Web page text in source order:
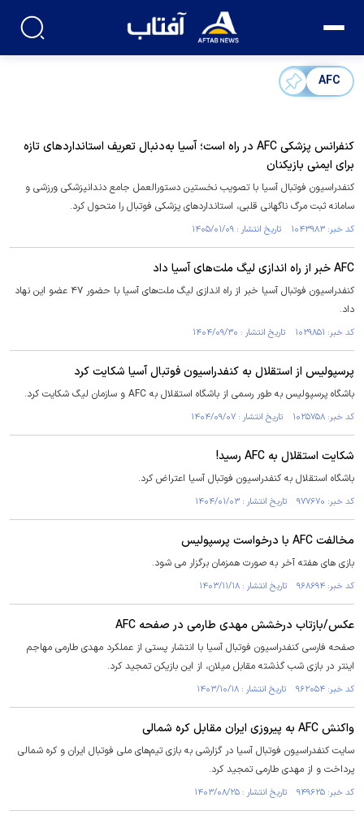
AFC‌
کنفرانس پزشکی AFC در راه است؛ آسیا به‌دنبال تعریف استاندارد‌های تازه
برای ایمنی بازیکنان
کنفدراسیون فوتبال آسیا با تصویب نخستین دستورالعمل جامع دندانپزشکی ورزشی و
سامانه ثبت مرگ ناگهانی قلبی، استاندارد‌های پزشکی فوتبال را متحول کرد.
کد خبر: ۱۰۴۳۹۸۳ تاریخ انتشار : ۱۴۰۵/۰۱/۰۹
AFC خبر از راه اندازی لیگ ملت‌های آسیا داد
کنفدراسیون فوتبال آسیا خبر از راه اندازی لیگ ملت‌های آسیا با حضور ۴۷ عضو این نهاد
داد.
کد خبر: ۱۰۲۹۸۵۱ تاریخ انتشار : ۱۴۰۴/۰۹/۳۰
پرسپولیس از استقلال به کنفدراسیون فوتبال آسیا شکایت کرد
باشگاه پرسپولیس به طور رسمی از باشگاه استقلال به AFC و سازمان لیگ شکایت کرد.
کد خبر: ۱۰۲۵۷۵۸ تاریخ انتشار : ۱۴۰۴/۰۹/۰۷
شکایت استقلال به AFC رسید!
باشگاه استقلال به کنفدراسیون فوتبال آسیا اعتراض کرد.
کد خبر: ۹۷۷۶۷۰ تاریخ انتشار : ۱۴۰۴/۰۱/۰۳
مخالفت AFC با درخواست پرسپولیس
بازی های هفته آخر به صورت همزمان برگزار می شود.
کد خبر: ۹۶۸۶۹۴ تاریخ انتشار : ۱۴۰۳/۱۱/۱۸
عکس/بازتاب درخشش مهدی طارمی در صفحه AFC
صفحه فارسی کنفدراسیون فوتبال آسیا با انتشار پستی از عملکرد مهدی طارمی مهاجم
اینتر در بازی شب گذشته مقابل میلان، از این بازیکن تمجید کرد.
کد خبر: ۹۶۲۰۵۴ تاریخ انتشار : ۱۴۰۳/۱۰/۱۸
واکنش AFC به پیروزی ایران مقابل کره شمالی
سایت کنفدراسیون فوتبال آسیا در گزارشی به بازی تیم‌های ملی فوتبال ایران و کره شمالی
پرداخت و از مهدی طارمی تمجید کرد.
کد خبر: ۹۴۹۶۲۵ تاریخ انتشار : ۱۴۰۳/۰۸/۲۵